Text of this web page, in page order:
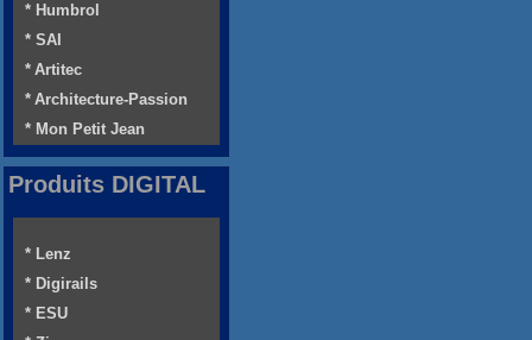
* Humbrol
* SAI
* Artitec
* Architecture-Passion
* Mon Petit Jean
Produits DIGITAL
* Lenz
* Digirails
* ESU